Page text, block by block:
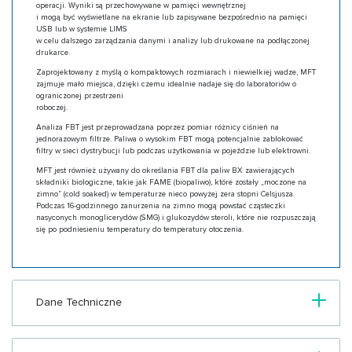
operacji. Wyniki są przechowywane w pamięci wewnętrznej
i mogą być wyświetlane na ekranie lub zapisywane bezpośrednio na pamięci
USB lub w systemie LIMS
w celu dalszego zarządzania danymi i analizy lub drukowane na podłączonej
drukarce.
Zaprojektowany z myślą o kompaktowych rozmiarach i niewielkiej wadze, MFT
zajmuje mało miejsca, dzięki czemu idealnie nadaje się do laboratoriów o
ograniczonej przestrzeni
roboczej.
Analiza FBT jest przeprowadzana poprzez pomiar różnicy ciśnień na
jednorazowym filtrze. Paliwa o wysokim FBT mogą potencjalnie zablokować
filtry w sieci dystrybucji lub podczas użytkowania w pojeździe lub elektrowni.
MFT jest również używany do określania FBT dla paliw BX zawierających
składniki biologiczne, takie jak FAME (biopaliwo), które zostały „moczone na
zimno” (cold soaked) w temperaturze nieco powyżej zera stopni Celsjusza.
Podczas 16-godzinnego zanurzenia na zimno mogą powstać cząsteczki
nasyconych monoglicerydów (SMG) i glukozydów steroli, które nie rozpuszczają
się po podniesieniu temperatury do temperatury otoczenia.
Dane Techniczne